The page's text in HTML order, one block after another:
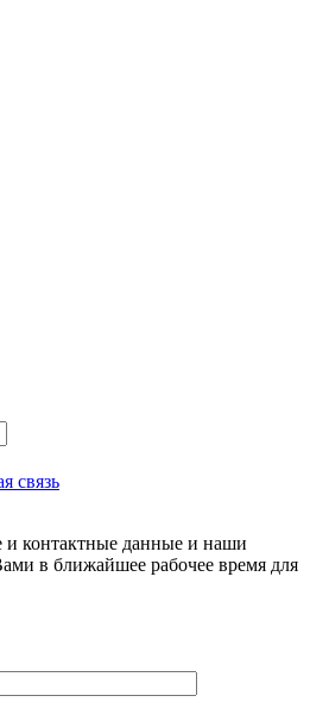
связь
и контактные данные и наши
в ближайшее рабочее время для